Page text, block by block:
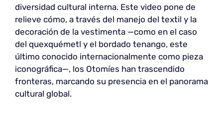
diversidad cultural interna. Este video pone de
relieve cómo, a través del manejo del textil y la
decoración de la vestimenta —como en el caso
del quexquémetl y el bordado tenango, este
último conocido internacionalmente como pieza
iconográfica—, los Otomíes han trascendido
fronteras, marcando su presencia en el panorama
cultural global.